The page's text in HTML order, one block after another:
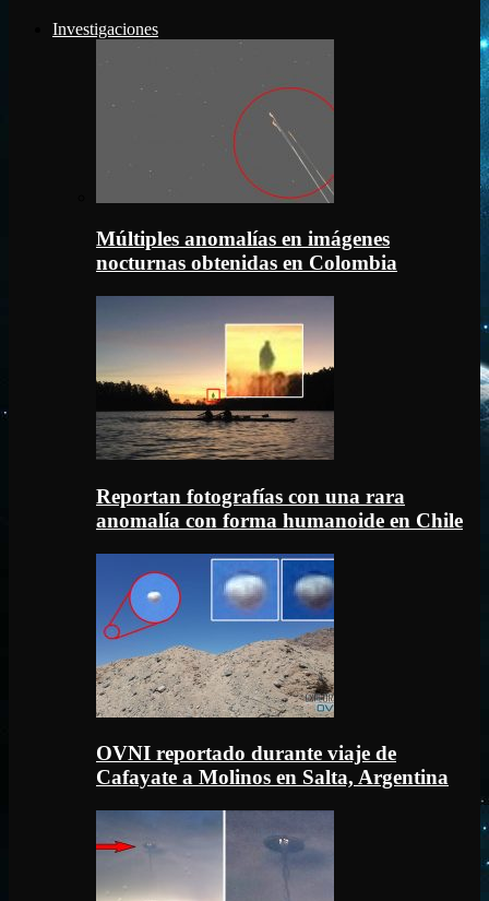
Investigaciones
Múltiples anomalías en imágenes
nocturnas obtenidas en Colombia
Reportan fotografías con una rara
anomalía con forma humanoide en Chile
OVNI reportado durante viaje de
Cafayate a Molinos en Salta, Argentina